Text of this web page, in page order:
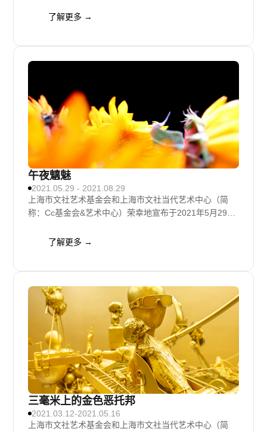
人）。此次展览是Cc基金会&艺术中心搬迁至全新项目空
了解更多 →
午夜魑魅
2021.05.29 - 2021.08.29
上海市文社艺术基金会和上海市文社当代艺术中心（简
称：Cc基金会&艺术中心）荣幸地宣布于2021年5月29日
览是刘娃2021年的首次机构个展，所有作品均由刘娃与
了解更多 →
三毫米上的金色恶托邦
2021.03.12-2021.05.16
上海市文社艺术基金会和上海市文社当代艺术中心（简